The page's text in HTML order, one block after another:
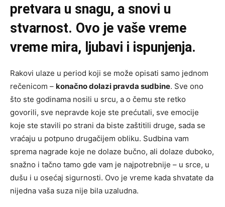
pretvara u snagu, a snovi u
stvarnost. Ovo je vaše vreme
vreme mira, ljubavi i ispunjenja.
Rakovi ulaze u period koji se može opisati samo jednom
rečenicom – konačno dolazi pravda sudbine. Sve ono
što ste godinama nosili u srcu, a o čemu ste retko
govorili, sve nepravde koje ste prećutali, sve emocije
koje ste stavili po strani da biste zaštitili druge, sada se
vraćaju u potpuno drugačijem obliku. Sudbina vam
sprema nagrade koje ne dolaze bučno, ali dolaze duboko,
snažno i tačno tamo gde vam je najpotrebnije – u srce, u
dušu i u osećaj sigurnosti. Ovo je vreme kada shvatate da
nijedna vaša suza nije bila uzaludna.